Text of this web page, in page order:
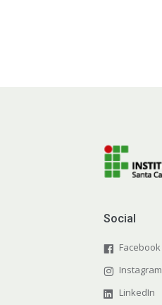
Social
Facebook
Instagram
LinkedIn